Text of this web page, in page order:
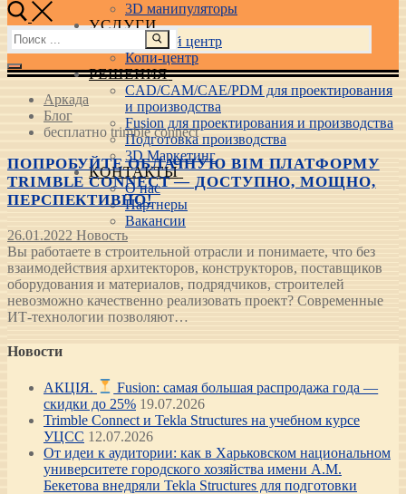
3D манипуляторы
УСЛУГИ
Учебный центр
Копи-центр
РЕШЕНИЯ
CAD/CAM/CAE/PDM для проектирования
и производства
Fusion для проектирования и производства
Подготовка производства
3D Маркетинг
КОНТАКТЫ
О нас
Партнеры
Вакансии
Найти:
Аркада
Блог
бесплатно trimble connect
ПОПРОБУЙТЕ ОБЛАЧНУЮ BIM ПЛАТФОРМУ
TRIMBLE CONNECT — ДОСТУПНО, МОЩНО,
ПЕРСПЕКТИВНО!
26.01.2022 Новость
Вы работаете в строительной отрасли и понимаете, что без
взаимодействия архитекторов, конструкторов, поставщиков
оборудования и материалов, подрядчиков, строителей
невозможно качественно реализовать проект? Современные
ИТ-технологии позволяют…
Новости
АКЦІЯ.
Fusion: самая большая распродажа года —
скидки до 25% 19.07.2026
Trimble Connect и Tekla Structures на учебном курсе
УЦСС 12.07.2026
От идеи к аудитории: как в Харьковском национальном
университете городского хозяйства имени А.М.
Бекетова внедряли Tekla Structures для подготовки